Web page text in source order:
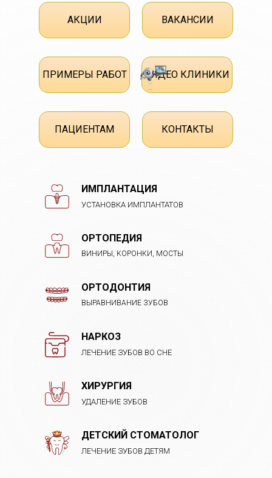
ПАЦИЕНТАМ КОНТАКТЫ
ЛЕЧЕНИЕ ЗУБОВ ДЕТЯМ
ДЕТСКИЙ СТОМАТОЛОГ
УДАЛЕНИЕ ЗУБОВ
ХИРУРГИЯ
АКЦИИ ВАКАНСИИ
ЛЕЧЕНИЕ ЗУБОВ ВО СНЕ
НАРКОЗ
ПРИМЕРЫ РАБОТ ВИДЕО КЛИНИКИ
ОРТОДОНТИЯ
ВЫРАВНИВАНИЕ ЗУБОВ
ВИНИРЫ, КОРОНКИ, МОСТЫ
ОРТОПЕДИЯ
УСТАНОВКА ИМПЛАНТАТОВ
ИМПЛАНТАЦИЯ